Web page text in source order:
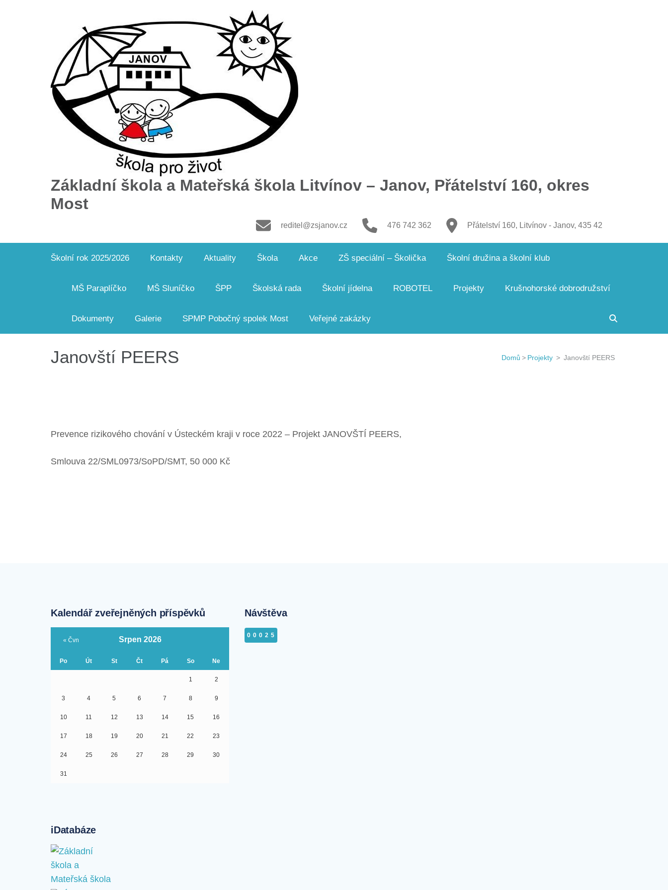
Základní škola a Mateřská škola Litvínov – Janov, Přátelství 160, okres
Most
Přátelství 160, Litvínov - Janov, 435 42
476 742 362
reditel@zsjanov.cz
Školní rok 2025/2026 Kontakty Aktuality Škola Akce ZŠ speciální – Školička Školní družina a školní klub
MŠ Paraplíčko MŠ Sluníčko ŠPP Školská rada Školní jídelna ROBOTEL Projekty Krušnohorské dobrodružství
Dokumenty Galerie SPMP Pobočný spolek Most Veřejné zakázky
Janovští PEERS Domů > Projekty > Janovští PEERS
Prevence rizikového chování v Ústeckém kraji v roce 2022 – Projekt JANOVŠTÍ PEERS,
Smlouva 22/SML0973/SoPD/SMT, 50 000 Kč
Kalendář zveřejněných příspěvků
Srpen 2026
Po Út St Čt Pá So Ne
1 2
3 4 5 6 7 8 9
10 11 12 13 14 15 16
17 18 19 20 21 22 23
24 25 26 27 28 29 30
31
« Čvn
iDatabáze
Návštěva
00025